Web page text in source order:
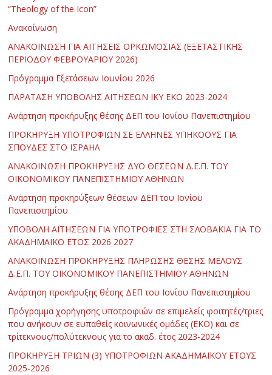
“Theology of the Icon”
Ανακοίνωση
ΑΝΑΚΟΙΝΩΣΗ ΓΙΑ ΑΙΤΗΣΕΙΣ ΟΡΚΩΜΟΣΙΑΣ (ΕΞΕΤΑΣΤΙΚΗΣ
ΠΕΡΙΟΔΟΥ ΦΕΒΡΟΥΑΡΙΟΥ 2026)
Πρόγραμμα Εξετάσεων Ιουνίου 2026
ΠΑΡΑΤΑΣΗ ΥΠΟΒΟΛΗΣ ΑΙΤΗΣΕΩΝ ΙΚΥ ΕΚΟ 2023-2024
Ανάρτηση προκήρυξης θέσης ΔΕΠ του Ιονίου Πανεπιστημίου
ΠΡΟΚΗΡΥΞΗ ΥΠΟΤΡΟΦΙΩΝ ΣΕ ΕΛΛΗΝΕΣ ΥΠΗΚΟΟΥΣ ΓΙΑ
ΣΠΟΥΔΕΣ ΣΤΟ ΙΣΡΑΗΛ
ΑΝΑΚΟΙΝΩΣΗ ΠΡΟΚΗΡΥΞΗΣ ΔΥΟ ΘΕΣΕΩΝ Δ.Ε.Π. ΤΟΥ
ΟΙΚΟΝΟΜΙΚΟΥ ΠΑΝΕΠΙΣΤΗΜΙΟΥ ΑΘΗΝΩΝ
Ανάρτηση προκηρύξεων θέσεων ΔΕΠ του Ιονίου
Πανεπιστημίου
ΥΠΟΒΟΛΗ ΑΙΤΗΣΕΩΝ ΓΙΑ ΥΠΟΤΡΟΦΙΕΣ ΣΤΗ ΣΛΟΒΑΚΙΑ ΓΙΑ ΤΟ
ΑΚΑΔΗΜΑΪΚΟ ΕΤΟΣ 2026 2027
ΑΝΑΚΟΙΝΩΣΗ ΠΡΟΚΗΡΥΞΗΣ ΠΛΗΡΩΣΗΣ ΘΕΣΗΣ ΜΕΛΟΥΣ
Δ.Ε.Π. ΤΟΥ ΟΙΚΟΝΟΜΙΚΟΥ ΠΑΝΕΠΙΣΤΗΜΙΟΥ ΑΘΗΝΩΝ
Ανάρτηση προκήρυξης θέσης ΔΕΠ του Ιονίου Πανεπιστημίου
Πρόγραμμα χορήγησης υποτροφιών σε επιμελείς φοιτητές/τριες
που ανήκουν σε ευπαθείς κοινωνικές ομάδες (ΕΚΟ) και σε
τρίτεκνους/πολύτεκνους για το ακαδ. έτος 2023-2024
ΠΡΟΚΗΡΥΞΗ ΤΡΙΩΝ (3) ΥΠΟΤΡΟΦΙΩΝ ΑΚΑΔΗΜΑΪΚΟΥ ΕΤΟΥΣ
2025-2026